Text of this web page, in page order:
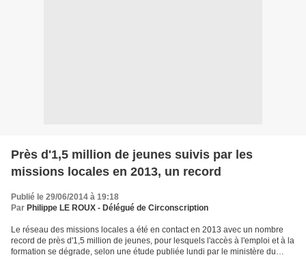
Près d'1,5 million de jeunes suivis par les
missions locales en 2013, un record
Publié le 29/06/2014 à 19:18
Par Philippe LE ROUX - Délégué de Circonscription
Le réseau des missions locales a été en contact en 2013 avec un nombre
record de près d'1,5 million de jeunes, pour lesquels l'accès à l'emploi et à la
formation se dégrade, selon une étude publiée lundi par le ministère du